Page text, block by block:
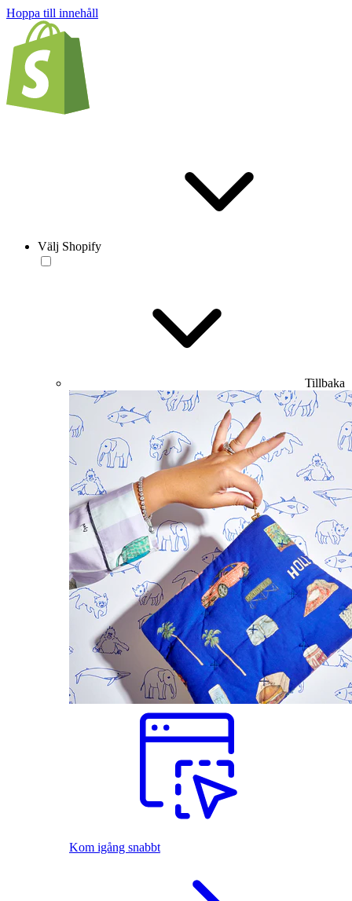
Hoppa till innehåll
Välj Shopify
Tillbaka
Kom igång snabbt